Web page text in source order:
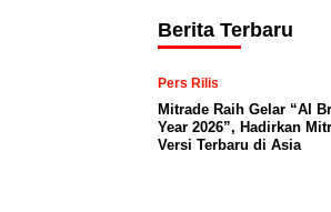
Berita Terbaru
Pers Rilis
Mitrade Raih Gelar “AI
Year 2026”, Hadirkan
Versi Terbaru di Asia